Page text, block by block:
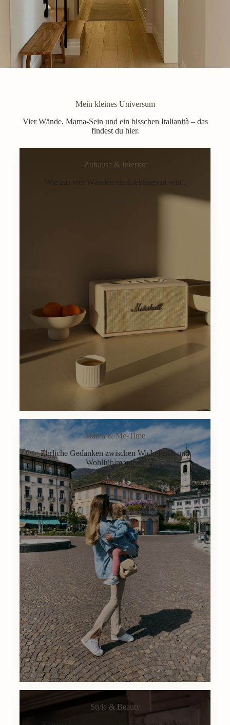
Mein kleines Universum
Vier Wände, Mama-Sein und ein bisschen Italianità – das
findest du hier.
Zuhause & Interior
Wie aus vier Wänden ein Lieblingsort wird.
Mama & Me-Time
Ehrliche Gedanken zwischen Wickeltisch und
Wohlfühlmoment.
Lifestyle
Style & Beauty